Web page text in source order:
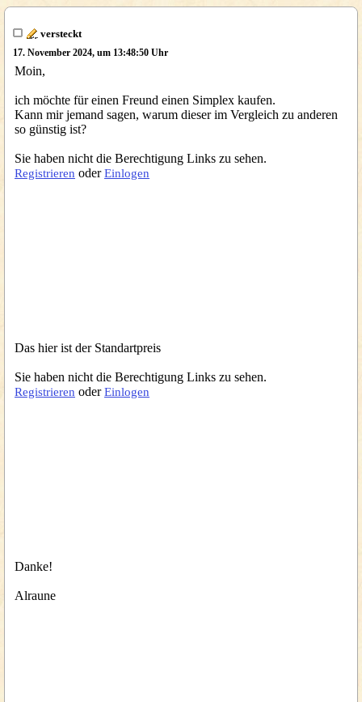
versteckt
17. November 2024, um 13:48:50 Uhr
Moin,
ich möchte für einen Freund einen Simplex kaufen.
Kann mir jemand sagen, warum dieser im Vergleich zu anderen
so günstig ist?
Sie haben nicht die Berechtigung Links zu sehen.
Registrieren oderEinlogen
Das hier ist der Standartpreis
Sie haben nicht die Berechtigung Links zu sehen.
Registrieren oderEinlogen
Danke!
Alraune